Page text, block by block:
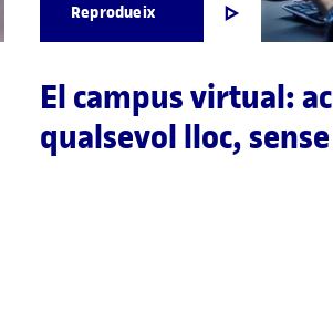
Reprodueix
El campus virtual:
qualsevol lloc,